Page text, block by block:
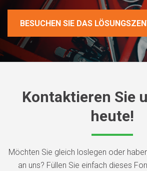
BESUCHEN SIE DAS
Kontaktieren Sie
heute!
Möchten Sie gleich loslegen oder
an uns? Füllen Sie einfach dieses